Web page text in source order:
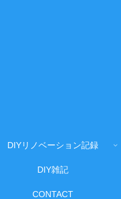
DIYリノベーション記録
DIY雑記
CONTACT